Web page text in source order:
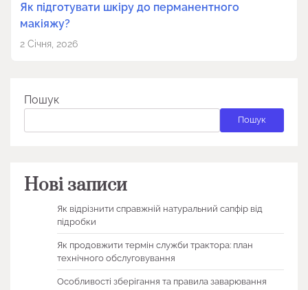
Як підготувати шкіру до перманентного
макіяжу?
2 Січня, 2026
Пошук
Пошук
Нові записи
Як відрізнити справжній натуральний сапфір від
підробки
Як продовжити термін служби трактора: план
технічного обслуговування
Особливості зберігання та правила заварювання